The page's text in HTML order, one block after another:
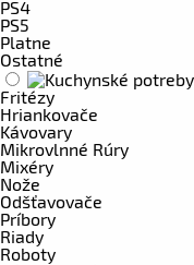
PS4
PS5
Platne
Ostatné
Fritézy
Hriankovače
Kávovary
Mikrovlnné Rúry
Mixéry
Nože
Odšťavovače
Príbory
Riady
Roboty